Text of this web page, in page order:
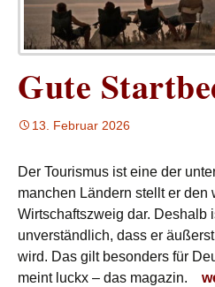
Gute
13. Februar 2026
Der Tourismus ist eine der
manchen Ländern stellt er den
Wirtschaftszweig dar. Deshalb
unverständlich, dass er
wird. Das gilt besonders für
meint luckx – das magazin.